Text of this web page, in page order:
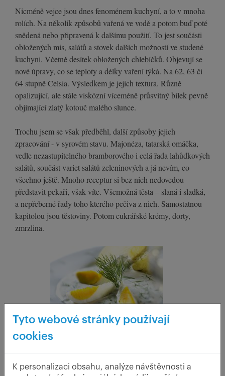
Nicméně vejce jsou dnes fenoménem kuchyní, a to v mnoha
rolích. Na několik způsobů vařená ve vodě a potom buď poté
snědená nebo připravená k dalšímu použití. To jest součásti
obložených mis, salátů a stovek dalších možností ve studené
kuchyni. Včetně desítek obložených chlebíčků. Objevují se
nové úpravy, co se teploty a délky vaření týká. Na 62, 63 či
64 stupně Celsia. Výsledkem je jejich textura. Různě
opalizující, ale stále viskózní víceméně průsvitný bílek pevně
objímající zlatý kotouč malého slunce.
Trochu jsem se však předběhl, další způsoby jejich
zpracování - v syrovém stavu. Majonéza, tatarská omáčka,
vedle nezastupitelného bramborového i celá řada lahůdkových
salátů, součást variet salátů zeleninových a já nevím, co
všechno ještě. Mnoho receptur si bez nich nedovedou
představit pekaři, však víte. Všemožná těsta – slaná i sladká,
a nepřeberné řady toho kterého pečiva z nich. Samostatnou
kapitolou jsou těstoviny. Potom cukrářské krémy, dorty,
zmrzlina.
Tyto webové stránky používají
cookies
K personalizaci obsahu, analýze návštěvnosti a